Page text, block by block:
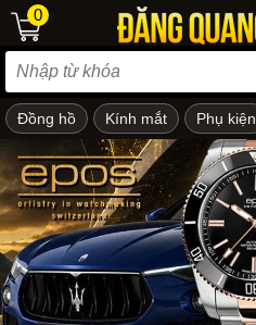
em
0
Đồng hồ Kính mắt Phụ kiện